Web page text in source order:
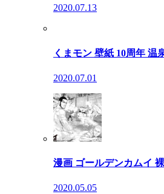
2020.07.13
くまモン 壁紙 10周年 温
2020.07.01
漫画 ゴールデンカムイ
2020.05.05